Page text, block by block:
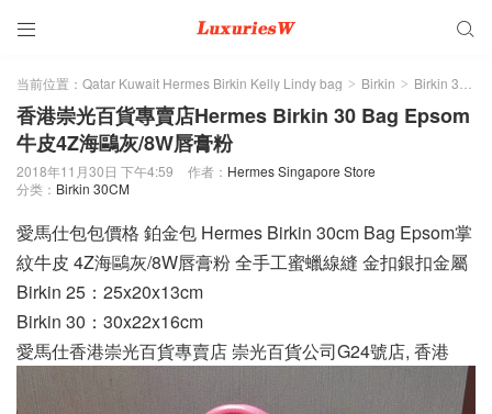
 
当前位置： Qatar Kuwait Hermes Birkin Kelly Lindy bag > Birkin > Birkin 30CM
香港崇光百貨專賣店Hermes Birkin 30 Bag Epsom
牛皮4Z海鷗灰/8W唇膏粉
2018年11月30日 下午4:59 作者： Hermes Singapore Store
分类： Birkin 30CM
愛馬仕包包價格 鉑金包 Hermes Birkin 30cm Bag Epsom掌
紋牛皮 4Z海鷗灰/8W唇膏粉 全手工蜜蠟線縫 金扣銀扣金屬
Birkin 25：25x20x13cm
Birkin 30：30x22x16cm
愛馬仕香港崇光百貨專賣店 崇光百貨公司G24號店, 香港